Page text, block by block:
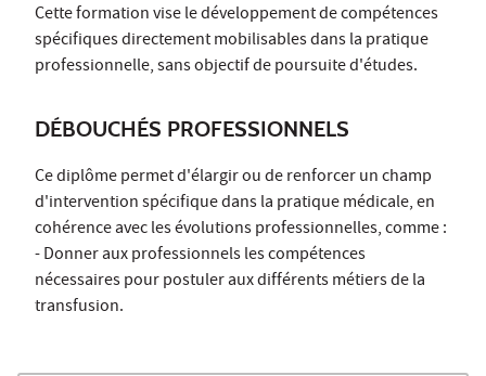
Cette formation vise le développement de compétences
spécifiques directement mobilisables dans la pratique
professionnelle, sans objectif de poursuite d'études.
DÉBOUCHÉS PROFESSIONNELS
Ce diplôme permet d'élargir ou de renforcer un champ
d'intervention spécifique dans la pratique médicale, en
cohérence avec les évolutions professionnelles, comme :
- Donner aux professionnels les compétences
nécessaires pour postuler aux différents métiers de la
transfusion.